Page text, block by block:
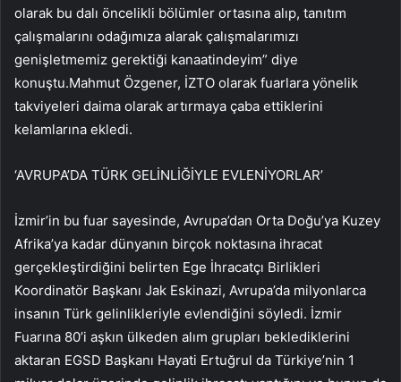
olarak bu dalı öncelikli bölümler ortasına alıp, tanıtım
çalışmalarını odağımıza alarak çalışmalarımızı
genişletmemiz gerektiği kanaatindeyim” diye
konuştu.Mahmut Özgener, İZTO olarak fuarlara yönelik
takviyeleri daima olarak artırmaya çaba ettiklerini
kelamlarına ekledi.
‘AVRUPA’DA TÜRK GELİNLİĞİYLE EVLENİYORLAR’
İzmir’in bu fuar sayesinde, Avrupa’dan Orta Doğu’ya Kuzey
Afrika’ya kadar dünyanın birçok noktasına ihracat
gerçekleştirdiğini belirten Ege İhracatçı Birlikleri
Koordinatör Başkanı Jak Eskinazi, Avrupa’da milyonlarca
insanın Türk gelinlikleriyle evlendiğini söyledi. İzmir
Fuarına 80’i aşkın ülkeden alım grupları beklediklerini
aktaran EGSD Başkanı Hayati Ertuğrul da Türkiye’nin 1